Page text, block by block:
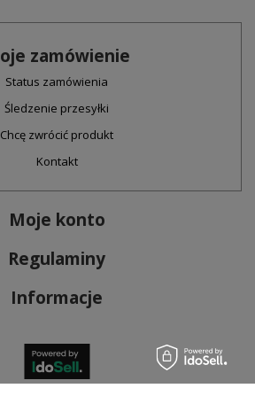
zamówienie
Status zamówienia
Śledzenie przesyłki
Chcę zwrócić produkt
Kontakt
Moje konto
Regulaminy
Informacje